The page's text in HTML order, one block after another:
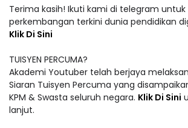
Terima kasih! Ikuti kami di telegram untuk
perkembangan terkini dunia pendidikan
Klik Di Sini
TUISYEN PERCUMA?
Akademi Youtuber telah berjaya
Siaran Tuisyen Percuma yang
KPM & Swasta seluruh negara. Klik Di Sini
lanjut.